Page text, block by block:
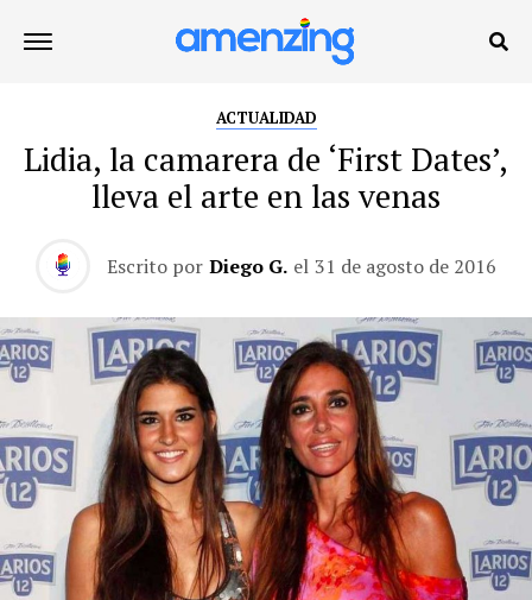
ACTUALIDAD
Lidia, la camarera de ‘First Dates’,
lleva el arte en las venas
Escrito por Diego G. el 31 de agosto de 2016